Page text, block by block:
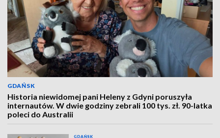
GDAŃSK
Historia niewidomej pani Heleny z Gdyni poruszyła
internautów. W dwie godziny zebrali 100 tys. zł. 90-latka
poleci do Australii
GDAŃSK